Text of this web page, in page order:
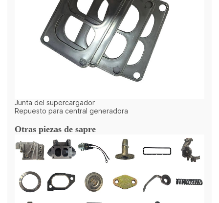
Junta del supercargador
Repuesto para central generadora
Otras piezas de sapre